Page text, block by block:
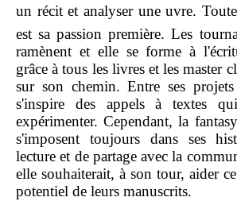
un récit et analyser une uvre.
est sa passion première. Les
ramènent et elle se forme à
grâce à tous les livres et les master
sur son chemin. Entre ses
s'inspire des appels à textes
expérimenter. Cependant, la
s'imposent toujours dans ses
lecture et de partage avec la
elle souhaiterait, à son tour, aider
potentiel de leurs manuscrits.